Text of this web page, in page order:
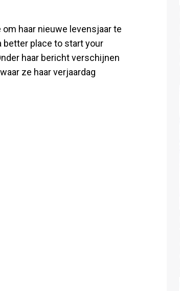
haar nieuwe levensjaar te
better place to start your
haar bericht verschijnen
ze haar verjaardag